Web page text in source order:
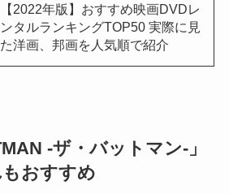
【2022年版】おすすめ映画DVDレ
ンタルランキングTOP50 実際に見
た洋画、邦画を人気順で紹介
-ザ・バットマン-」
おすすめ